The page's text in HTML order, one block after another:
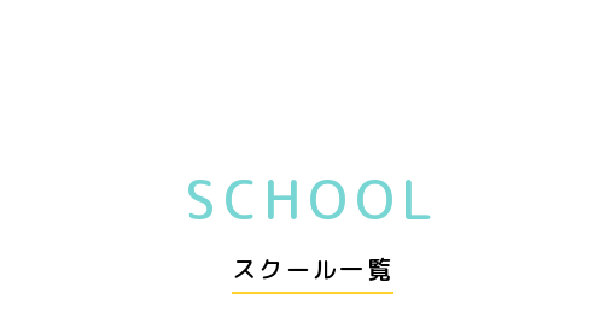
SCHOOL
スクール一覧